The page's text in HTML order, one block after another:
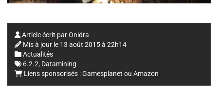
Article écrit parOnidra
Mis à jour le 13 août 2015 à 22h14
Actualités
6.2.2, Datamining
Liens sponsorisés :Gamesplanet ou Amazon